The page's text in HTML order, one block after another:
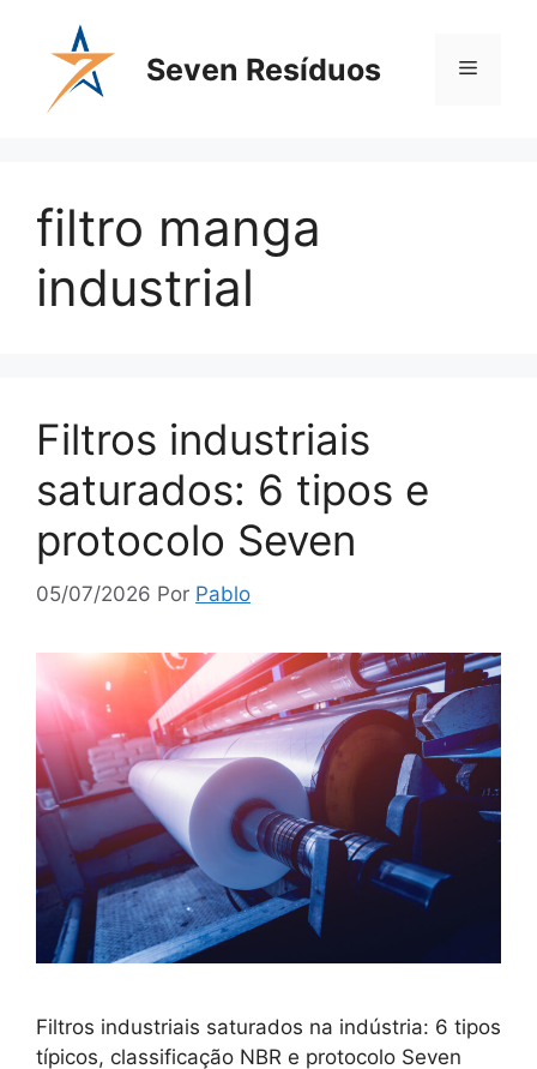
Seven Resíduos
filtro manga
industrial
Filtros industriais
saturados: 6 tipos e
protocolo Seven
05/07/2026 Por Pablo
Filtros industriais saturados na indústria: 6 tipos
típicos, classificação NBR e protocolo Seven